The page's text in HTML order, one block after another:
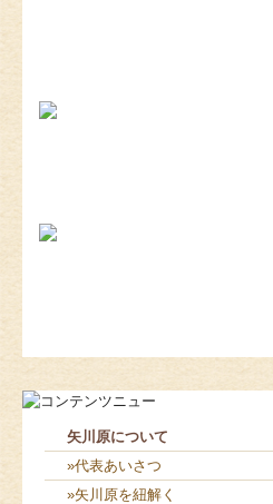
矢川原について
»代表あいさつ
»矢川原を紐解く